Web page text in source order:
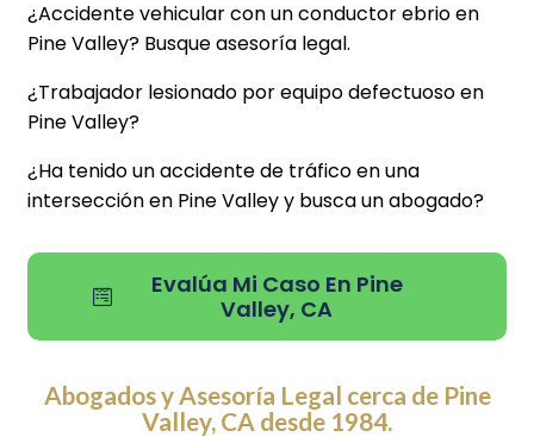
¿Accidente vehicular con un conductor ebrio en
Pine Valley? Busque asesoría legal.
¿Trabajador lesionado por equipo defectuoso en
Pine Valley?
¿Ha tenido un accidente de tráfico en una
intersección en Pine Valley y busca un abogado?
Evalúa Mi Caso En Pine
Valley, CA
Abogados y Asesoría Legal cerca de Pine
Valley, CA desde 1984.